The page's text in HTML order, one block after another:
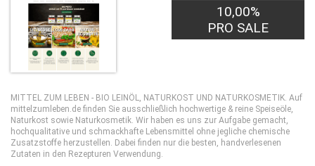
10,00%
PRO SALE
MITTEL ZUM LEBEN - BIO LEINÖL, NATURKOST UND NATURKOSMETIK. Auf
mittelzumleben.de finden Sie ausschließlich hochwertige & reine Speiseöle,
Naturkost sowie Naturkosmetik. Wir haben es uns zur Aufgabe gemacht,
hochqualitative und schmackhafte Lebensmittel ohne jegliche chemische
Zusatzstoffe herzustellen. Dabei finden nur die besten, handverlesenen
Zutaten in den Rezepturen Verwendung.